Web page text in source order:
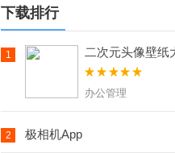
下载排行
1 二次元头像壁纸
办公管理
2 极相机App